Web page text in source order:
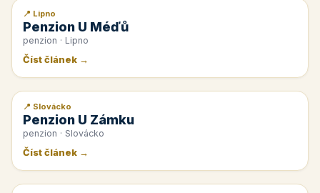
📰 PR článek
📍 Lipno
Penzion U Méďů
penzion · Lipno
Číst článek →
📰 PR článek
📍 Slovácko
Penzion U Zámku
penzion · Slovácko
Číst článek →